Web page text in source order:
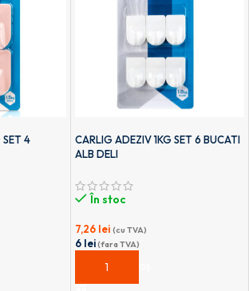
SET 4
CARLIG ADEZIV 1KG SET 6 BUCATI
ALB DELI
În stoc
7,26 lei (cu TVA)
6 lei(fara TVA)
ADAUGĂ ÎN COȘ